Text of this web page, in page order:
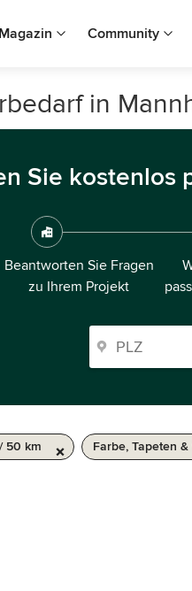
Magazin Community
in
Sie kostenlos
Beantworten Sie Fragen
zu Ihrem Projekt
50 km Farbe, Tapeten